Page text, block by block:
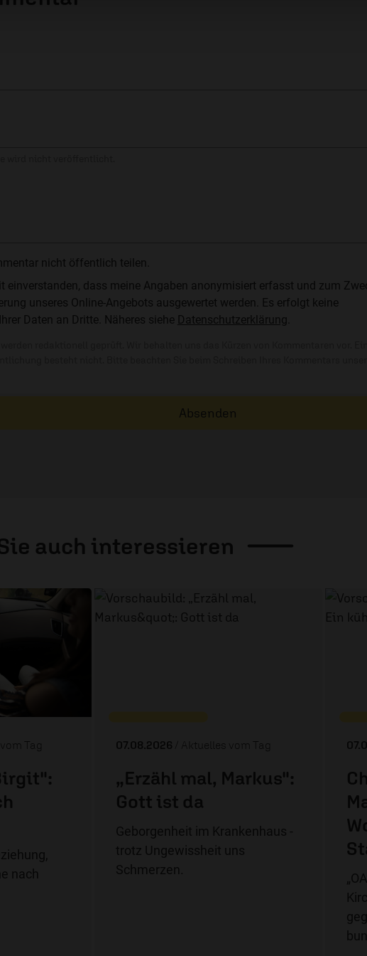
nicht öffentlich teilen.
einverstanden, dass meine Angaben anonymisiert erfasst und zum
unseres Online-Angebots ausgewertet werden. Es erfolgt keine
Daten an Dritte. Näheres siehe Datenschutzerklärung
Absenden
auch interessieren
Tag
nach
07.08.2026 / Aktuelles vom Tag
„Erzähl mal, Markus":
Gott ist da
Geborgenheit im Krankenhaus -
trotz Ungewissheit uns
Schmerzen.